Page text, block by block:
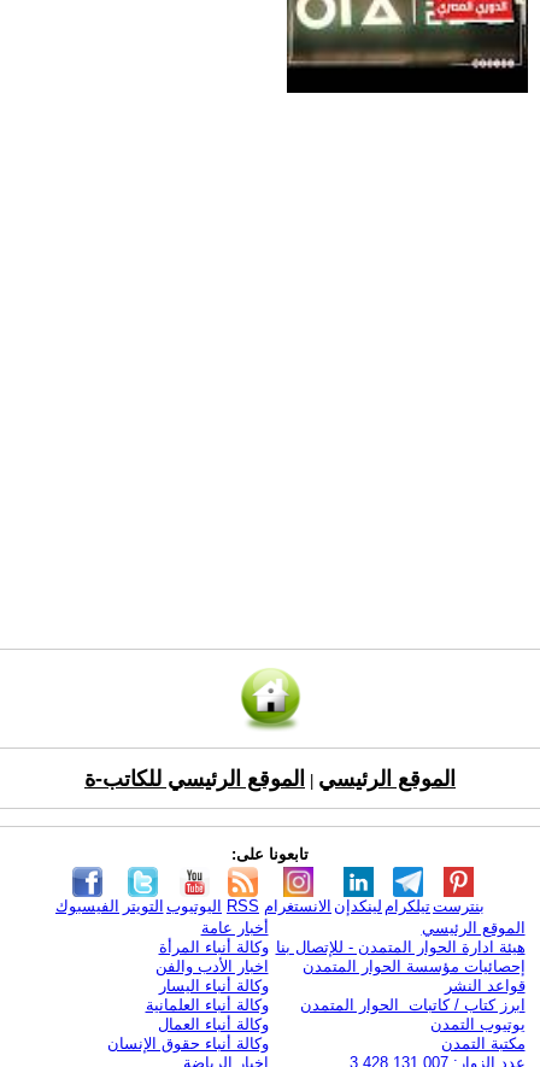
الموقع الرئيسي الموقع الرئيسي للكاتب-ة
تابعونا على:
الفيسبوك التويتر اليوتيوب RSS الانستغرام لينكدإن تيلكرامبنترست
الموقع الرئيسي
هيئة ادارة الحوار المتمدن - للإتصال بنا
إحصائيات مؤسسة الحوار المتمدن
قواعد النشر
ابرز كتاب / كاتبات الحوار المتمدن
يوتيوب التمدن
مكتبة التمدن
عدد الزوار: 3,428,131,007
أخبار عامة
وكالة أنباء المرأة
اخبار الأدب والفن
وكالة أنباء اليسار
وكالة أنباء العلمانية
وكالة أنباء العمال
وكالة أنباء حقوق الإنسان
اخبار الرياضة